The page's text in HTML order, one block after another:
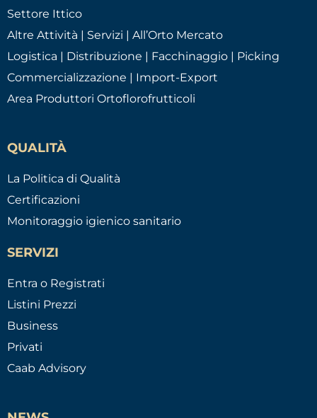
Settore Ittico
Altre Attività | Servizi | All’Orto Mercato
Logistica | Distribuzione | Facchinaggio | Picking
Commercializzazione | Import-Export
Area Produttori Ortoflorofrutticoli
QUALITÀ
La Politica di Qualità
Certificazioni
Monitoraggio igienico sanitario
SERVIZI
Entra o Registrati
Listini Prezzi
Business
Privati
Caab Advisory